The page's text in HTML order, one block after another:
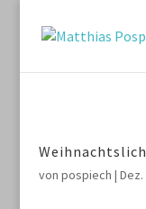
von pospiech | Dez.